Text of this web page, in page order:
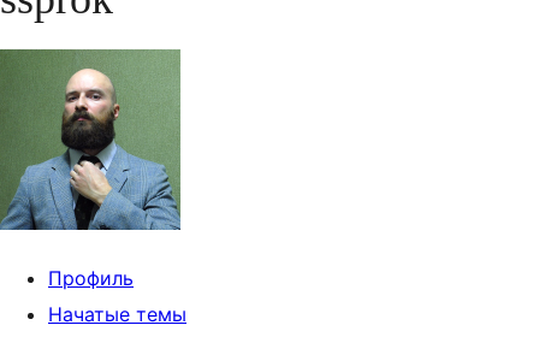
содержимому
Профиль
Начатые темы